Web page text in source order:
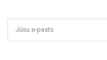
Jūsu e-pasts